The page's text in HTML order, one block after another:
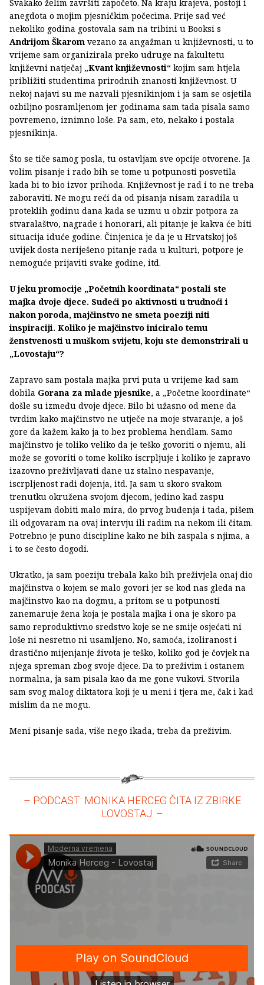
Svakako želim završiti započeto. Na kraju krajeva, postoji i
anegdota o mojim pjesničkim počecima. Prije sad već
nekoliko godina gostovala sam na tribini u Booksi s
Andrijom Škarom vezano za angažman u književnosti, u to
vrijeme sam organizirala preko udruge na fakultetu
književni natječaj „Kvant književnosti“ kojim sam htjela
približiti studentima prirodnih znanosti književnost. U
nekoj najavi su me nazvali pjesnikinjom i ja sam se osjetila
ozbiljno posramljenom jer godinama sam tada pisala samo
povremeno, iznimno loše. Pa sam, eto, nekako i postala
pjesnikinja.
Što se tiče samog posla, tu ostavljam sve opcije otvorene. Ja
volim pisanje i rado bih se tome u potpunosti posvetila
kada bi to bio izvor prihoda. Književnost je rad i to ne treba
zaboraviti. Ne mogu reći da od pisanja nisam zaradila u
proteklih godinu dana kada se uzmu u obzir potpora za
stvaralaštvo, nagrade i honorari, ali pitanje je kakva će biti
situacija iduće godine. Činjenica je da je u Hrvatskoj još
uvijek dosta neriješeno pitanje rada u kulturi, potpore je
nemoguće prijaviti svake godine, itd.
U jeku promocije „Početnih koordinata“ postali ste
majka dvoje djece. Sudeći po aktivnosti u trudnoći i
nakon poroda, majčinstvo ne smeta poeziji niti
inspiraciji. Koliko je majčinstvo iniciralo temu
ženstvenosti u muškom svijetu, koju ste demonstrirali u
„Lovostaju“?
Zapravo sam postala majka prvi puta u vrijeme kad sam
dobila Gorana za mlade pjesnike, a „Početne koordinate“
došle su između dvoje djece. Bilo bi užasno od mene da
tvrdim kako majčinstvo ne utječe na moje stvaranje, a još
gore da kažem kako ja to bez problema hendlam. Samo
majčinstvo je toliko veliko da je teško govoriti o njemu, ali
može se govoriti o tome koliko iscrpljuje i koliko je zapravo
izazovno preživljavati dane uz stalno nespavanje,
iscrpljenost radi dojenja, itd. Ja sam u skoro svakom
trenutku okružena svojom djecom, jedino kad zaspu
uspijevam dobiti malo mira, do prvog buđenja i tada, pišem
ili odgovaram na ovaj intervju ili radim na nekom ili čitam.
Potrebno je puno discipline kako ne bih zaspala s njima, a
i to se često dogodi.
Ukratko, ja sam poeziju trebala kako bih preživjela onaj dio
majčinstva o kojem se malo govori jer se kod nas gleda na
majčinstvo kao na dogmu, a pritom se u potpunosti
zanemaruje žena koja je postala majka i ona je skoro pa
samo reproduktivno sredstvo koje se ne smije osjećati ni
loše ni nesretno ni usamljeno. No, samoća, izoliranost i
drastično mijenjanje života je teško, koliko god je čovjek na
njega spreman zbog svoje djece. Da to preživim i ostanem
normalna, ja sam pisala kao da me gone vukovi. Stvorila
sam svog malog diktatora koji je u meni i tjera me, čak i kad
mislim da ne mogu.
Meni pisanje sada, više nego ikada, treba da preživim.
– PODCAST: MONIKA HERCEG ČITA IZ ZBIRKE
LOVOSTAJ. –